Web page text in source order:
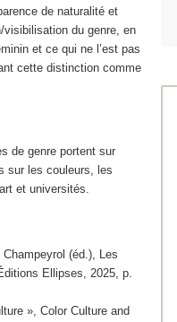
de naturalité et
visibilisation du genre, en
et ce qui ne l’est pas
cette distinction comme
de genre portent sur
sur les couleurs, les
et universités.
(éd.), Les
Ellipses, 2025, p.
», Color Culture and